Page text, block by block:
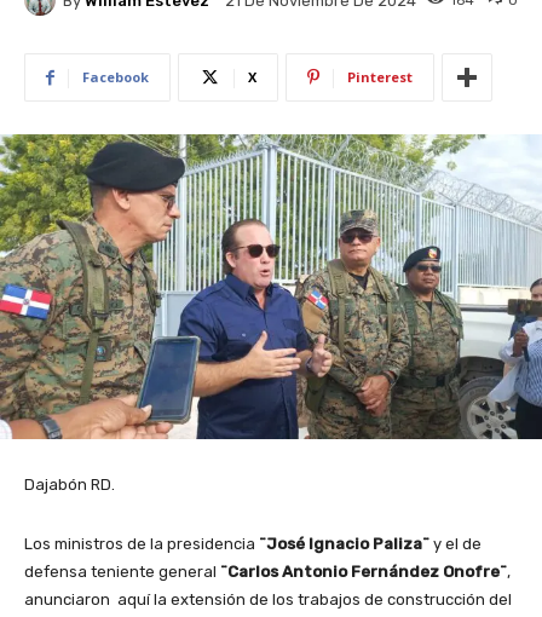
Facebook X Pinterest
Dajabón RD.
Los ministros de la presidencia ¨José Ignacio Paliza¨ y el de
defensa teniente general ¨Carlos Antonio Fernández Onofre¨,
anunciaron aquí la extensión de los trabajos de construcción del